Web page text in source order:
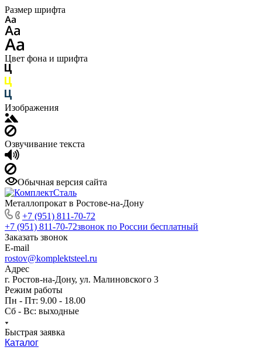
Размер шрифта
Цвет фона и шрифта
Изображения
Озвучивание текста
Обычная версия сайта
Металлопрокат в Ростове-на-Дону
+7 (951) 811-70-72
+7 (951) 811-70-72звонок по России бесплатный
Заказать звонок
E-mail
rostov@komplektsteel.ru
Адрес
г. Ростов-на-Дону, ул. Малиновского 3
Режим работы
Пн - Пт: 9.00 - 18.00
Сб - Вс: выходные
Быстрая заявка
Каталог